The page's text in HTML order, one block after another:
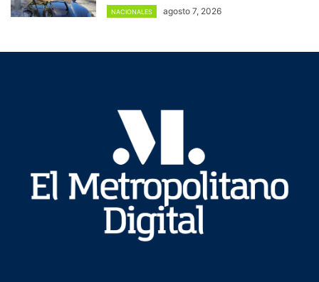
NACIONALES agosto 7, 2026